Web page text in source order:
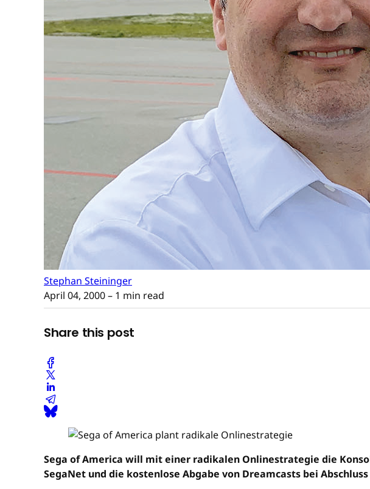
Stephan Steininger
April 04, 2000– 1 min read
Share this post
Sega of America will mit einer radikalen Onlinestrategie die
SegaNet und die kostenlose Abgabe von Dreamcasts bei